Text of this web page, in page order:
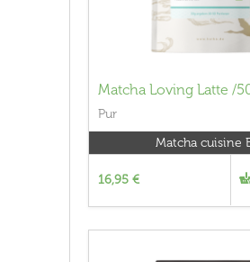
Matcha Loving Latte /
Pur
Matcha cuisine
16,95 €